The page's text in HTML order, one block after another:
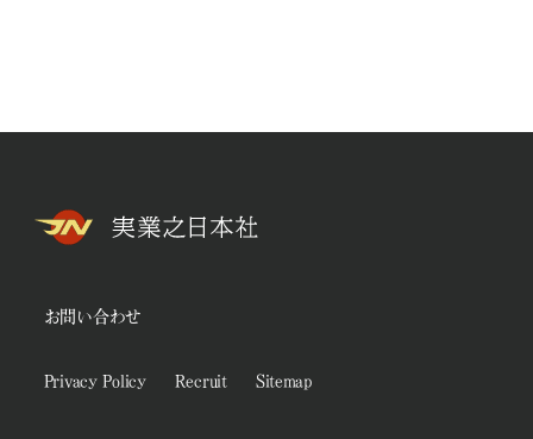
お問い合わせ
Privacy Policy Recruit Sitemap